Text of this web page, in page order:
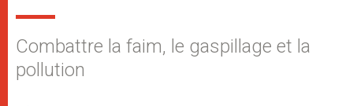
Combattre la faim, le gaspillage et la
pollution